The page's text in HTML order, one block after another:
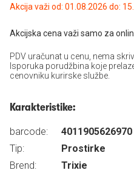
Akcija važi od: 01.08.2026 do:
Akcijska cena važi samo za
PDV uračunat u cenu, nema
Isporuka porudžbina koje
cenovniku kurirske službe.
Karakteristike:
barcode:
4011905626970
Tip:
Prostirke
Brend:
Trixie